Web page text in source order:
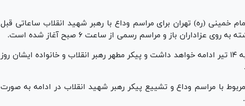
خمینی (ره) تهران برای مراسم وداع با رهبر شهید انقلاب ساعاتی قبل
عزاداران باز و مراسم رسمی از ساعت ۶ صبح آغاز شده است.
این مراسم تا ساعت ۲۰ فردا یک‌شنبه ۱۴ تیر ادامه خواهد داشت و پیکر مطهر رهبر انقلاب و خانواده ایشان روز
مربوط با مراسم وداع و تشییع پیکر رهبر شهید انقلاب در ادامه به صورت